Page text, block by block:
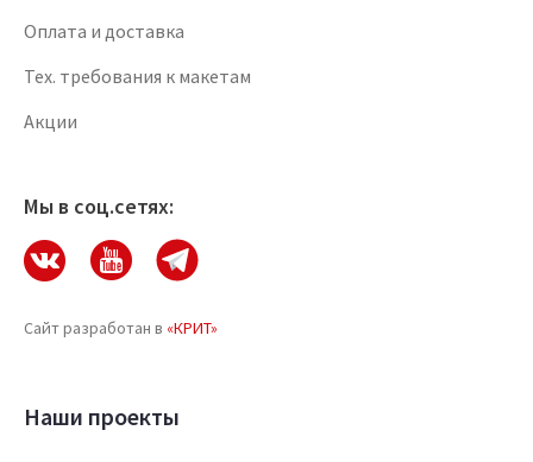
Оплата и доставка
Тех. требования к макетам
Акции
Мы в соц.сетях:
Сайт разработан в «КРИТ»
Наши проекты